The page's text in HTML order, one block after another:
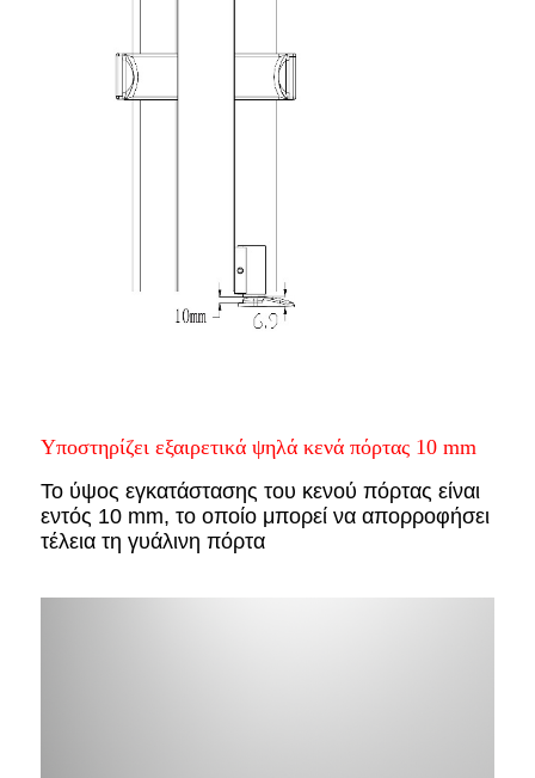
Υποστηρίζει εξαιρετικά ψηλά κενά πόρτας 10 mm
Το ύψος εγκατάστασης του κενού πόρτας είναι
εντός 10 mm, το οποίο μπορεί να απορροφήσει
τέλεια τη γυάλινη πόρτα